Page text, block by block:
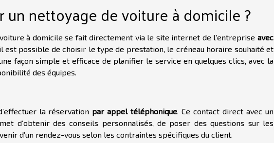
un nettoyage de voiture à domicile ?
à domicile se fait directement via le site internet de l’entreprise avec
est possible de choisir le type de prestation, le créneau horaire souhaité et
une façon simple et efficace de planifier le service en quelques clics, avec la
des équipes.
la réservation par appel téléphonique. Ce contact direct avec un
d’obtenir des conseils personnalisés, de poser des questions sur les
d’un rendez-vous selon les contraintes spécifiques du client.